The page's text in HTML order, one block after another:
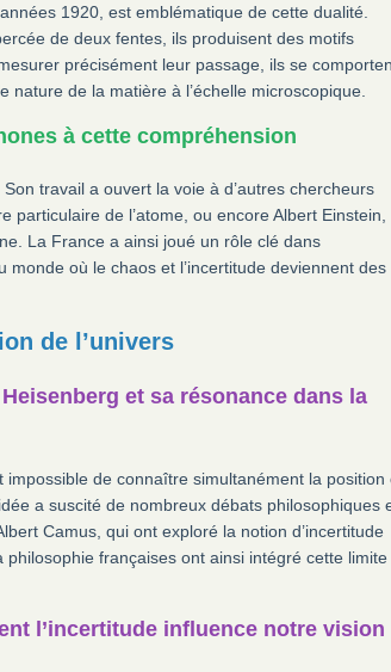
1920, est emblématique de cette dualité.
de deux fentes, ils produisent des motifs
précisément leur passage, ils se
de la matière à l’échelle microscopique.
à cette compréhension
travail a ouvert la voie à d’autres chercheurs
de l’atome, ou encore Albert Einstein,
La France a ainsi joué un rôle clé dans
où le chaos et l’incertitude deviennent des
de l’univers
et sa résonance dans la
impossible de connaître simultanément la position
a suscité de nombreux débats philosophiques
Camus, qui ont exploré la notion d’incertitude
françaises ont ainsi intégré cette limite
l’incertitude influence notre vision